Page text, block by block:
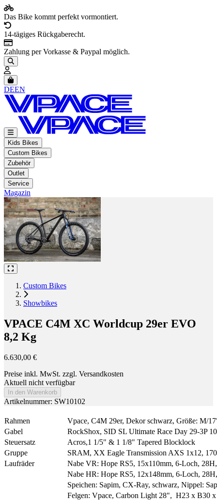
Das Bike kommt perfekt vormontiert.
14-tägiges Rückgaberecht.
Zahlung per Vorkasse & Paypal möglich.
Artikel im Warenkorb, Warenkorb anzeigen
DEEN
Kids Bikes
Custom Bikes
Zubehör
Outlet
Service
Magazin
Custom Bikes
Showbikes
VPACE C4M XC Worldcup 29er EVO
8,2 Kg
6.630,00 €
Preise inkl. MwSt. zzgl. Versandkosten
Aktuell nicht verfügbar
In den Warenkorb
Artikelnummer: SW10102
Rahmen
Vpace, C4M 29er, Dekor schwarz, Größe: M/
Gabel
RockShox, SID SL Ultimate Race Day 29-3P
Steuersatz
Acros,1 1/5" & 1 1/8" Tapered Blocklock
Gruppe
SRAM, XX Eagle Transmission AXS 1x12,
Laufräder
Nabe VR: Hope RS5, 15x110mm, 6-Loch,
Nabe HR: Hope RS5, 12x148mm, 6-Loch,
Speichen: Sapim, CX-Ray, schwarz, Nippel:
Felgen: Vpace, Carbon Light 28", H23 x B30 x